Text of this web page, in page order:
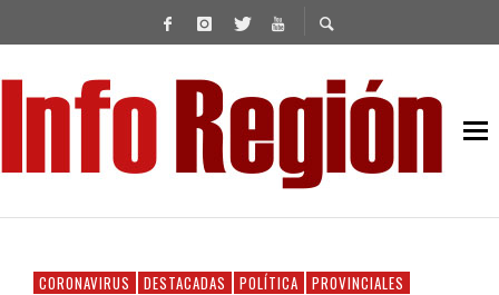
CORONAVIRUS DESTACADAS POLÍTICA PROVINCIALES